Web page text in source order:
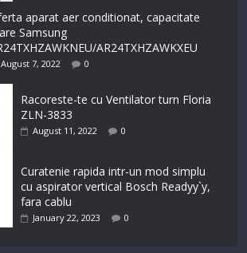
aparat aer conditionat, capacitate
Samsung
AR24TXHZAWKXEU
August 7, 2022 0
Racoreste-te cu Ventilator turn Floria
ZLN-3833
August 11, 2022 0
Curatenie rapida intr-un mod simplu
cu aspirator vertical Bosch Readyy`y,
fara cablu
January 22, 2023 0